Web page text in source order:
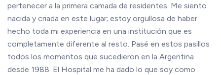
pertenecer a la primera camada de residentes. Me siento
nacida y criada en este lugar; estoy orgullosa de haber
hecho toda mi experiencia en una institución que es
completamente diferente al resto. Pasé en estos pasillos
todos los momentos que sucedieron en la Argentina
desde 1988. El Hospital me ha dado lo que soy como